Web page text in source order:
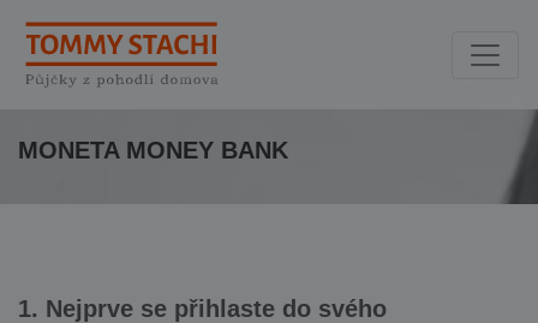
MONETA MONEY BANK
1. Nejprve se přihlaste do svého